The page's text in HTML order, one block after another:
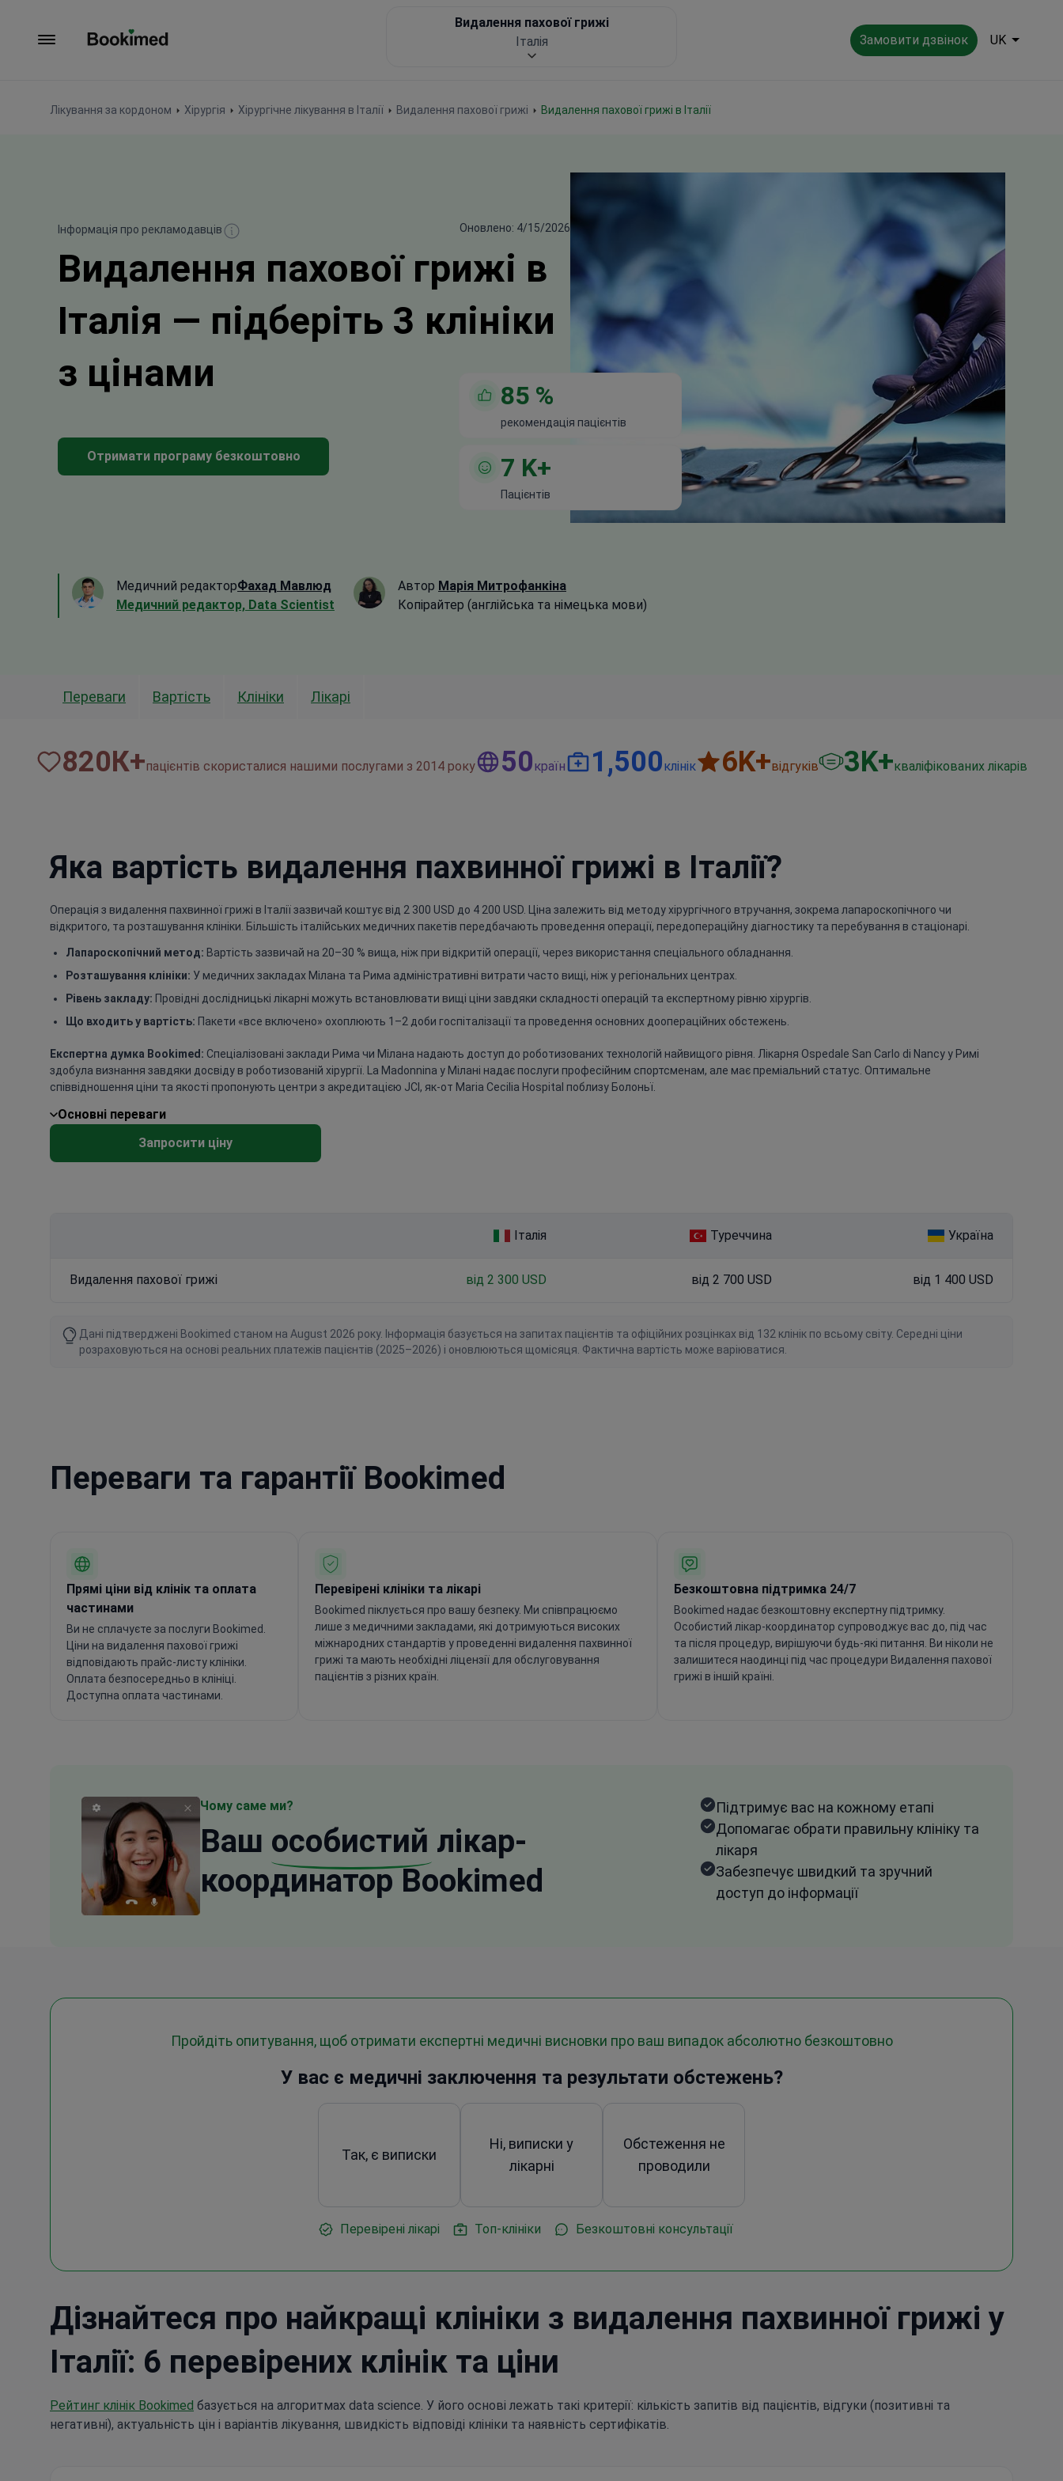
Замовити дзвінок UK
Лікування за кордоном Хірургія Хірургічне лікування в Італії Видалення пахової грижі Видалення пахової грижі в Італії
Видалення пахової грижі
Італія
Інформація про рекламодавців Оновлено: 4/15/2026
Видалення пахової грижі в
Італія — підберіть 3 клініки
з цінами
Отримати програму безкоштовно
85 %
рекомендація пацієнтів
7 K+
Пацієнтів
Медичний редакторФахад Мавлюд
Медичний редактор, Data Scientist
Автор Марія Митрофанкіна
Копірайтер (англійська та німецька мови)
Переваги Вартість Клініки Лікарі
820К+пацієнтів скористалися нашими послугами з 2014 року 50країн 1,500клінік 6K+відгуків 3K+кваліфікованих лікарів
Яка вартість видалення пахвинної грижі в Італії?
Операція з видалення пахвинної грижі в Італії зазвичай коштує від 2 300 USD до 4 200 USD. Ціна залежить від методу хірургічного втручання, зокрема лапароскопічного чи
відкритого, та розташування клініки. Більшість італійських медичних пакетів передбачають проведення операції, передопераційну діагностику та перебування в стаціонарі.
Лапароскопічний метод: Вартість зазвичай на 20–30 % вища, ніж при відкритій операції, через використання спеціального обладнання.
Розташування клініки: У медичних закладах Мілана та Рима адміністративні витрати часто вищі, ніж у регіональних центрах.
Рівень закладу: Провідні дослідницькі лікарні можуть встановлювати вищі ціни завдяки складності операцій та експертному рівню хірургів.
Що входить у вартість: Пакети «все включено» охоплюють 1–2 доби госпіталізації та проведення основних доопераційних обстежень.
Експертна думка Bookimed: Спеціалізовані заклади Рима чи Мілана надають доступ до роботизованих технологій найвищого рівня. Лікарня Ospedale San Carlo di Nancy у Римі
здобула визнання завдяки досвіду в роботизованій хірургії. La Madonnina у Мілані надає послуги професійним спортсменам, але має преміальний статус. Оптимальне
співвідношення ціни та якості пропонують центри з акредитацією JCI, як-от Maria Cecilia Hospital поблизу Болоньї.
Основні переваги
Запросити ціну
Італія Туреччина Україна
Видалення пахової грижі від 2 300 USD від 2 700 USD від 1 400 USD
Дані підтверджені Bookimed станом на August 2026 року. Інформація базується на запитах пацієнтів та офіційних розцінках від 132 клінік по всьому світу. Середні ціни
розраховуються на основі реальних платежів пацієнтів (2025–2026) і оновлюються щомісяця. Фактична вартість може варіюватися.
Переваги та гарантії Bookimed
Прямі ціни від клінік та оплата
частинами
Ви не сплачуєте за послуги Bookimed.
Ціни на видалення пахової грижі
відповідають прайс-листу клініки.
Оплата безпосередньо в клініці.
Доступна оплата частинами.
Перевірені клініки та лікарі
Bookimed піклується про вашу безпеку. Ми співпрацюємо
лише з медичними закладами, які дотримуються високих
міжнародних стандартів у проведенні видалення пахвинної
грижі та мають необхідні ліцензії для обслуговування
пацієнтів з різних країн.
Безкоштовна підтримка 24/7
Bookimed надає безкоштовну експертну підтримку.
Особистий лікар-координатор супроводжує вас до, під час
та після процедур, вирішуючи будь-які питання. Ви ніколи не
залишитеся наодинці під час процедури Видалення пахової
грижі в іншій країні.
Чому саме ми?
Ваш особистий лікар-
координатор Bookimed
Підтримує вас на кожному етапі
Допомагає обрати правильну клініку та
лікаря
Забезпечує швидкий та зручний
доступ до інформації
Пройдіть опитування, щоб отримати експертні медичні висновки про ваш випадок абсолютно безкоштовно
У вас є медичні заключення та результати обстежень?
Так, є виписки
Ні, виписки у
лікарні
Обстеження не
проводили
Перевірені лікарі Топ-клініки Безкоштовні консультації
Дізнайтеся про найкращі клініки з видалення пахвинної грижі у
Італії: 6 перевірених клінік та ціни
Рейтинг клінік Bookimed базується на алгоритмах data science. У його основі лежать такі критерії: кількість запитів від пацієнтів, відгуки (позитивні та
негативні), актуальність цін і варіантів лікування, швидкість відповіді клініки та наявність сертифікатів.